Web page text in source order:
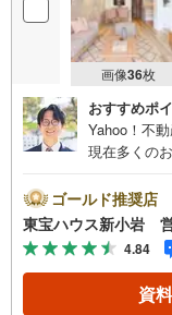
画像36枚
おすすめポ
Yahoo！不
現在多くの
見学OK■営
スムーズで
等、お気軽
リット」 （
で断られ
遇金利と各
ゴールド推奨店
東宝ハウス新小岩
4.84
資